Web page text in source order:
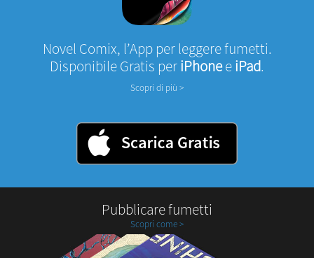
Novel Comix, l’App per leggere fumetti.
Disponibile Gratis periPhoneeiPad.
Scopri di più >
Pubblicare fumetti
Scopri come >